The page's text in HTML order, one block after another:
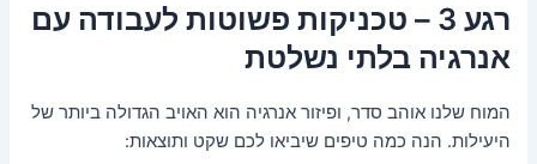
רגע 3 – טכניקות פשוטות לעבודה עם
אנרגיה בלתי נשלטת
המוח שלנו אוהב סדר, ופיזור אנרגיה הוא האויב הגדולה ביותר של
היעילות. הנה כמה טיפים שיביאו לכם שקט ותוצאות: